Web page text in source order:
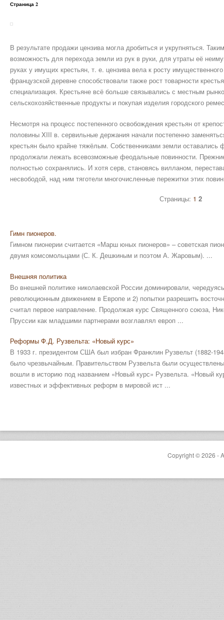
Страница 2
В результате продажи цензива могла дробиться и укрупняться.
возможность для перехода земли из рук в руки, для утраты её
руках у имущих крестьян, т. е. цензива вела к росту
французской деревне способствовали также рост товарности
специализация. Крестьяне всё больше связывались с местным
сельскохозяйственные продукты и покупая изделия городского
Несмотря на процесс постепенного освобождения крестьян от
половины XIII в. сервильные держания начали постепенно
крестьян было крайне тяжёлым. Собственниками земли оставались
продолжали лежать всевозможные феодальные повинности.
полностью сохранялись. И хотя серв, становясь вилланом,
несвободой, над ним тяготели многочисленные пережитки этих
Страницы: 1 2
Гимн пионеров.
Гимном пионерии считается «Марш юных пионеров» – советская
двумя комсомольцами (С. К. Дешкиным и поэтом А. Жаровым). ...
Внешняя политика
Во внешней политике николаевской России доминировали,
революционным движением в Европе и 2) попытки разрешить
считал первое направление. Продолжая курс Священного союза,
Пруссии как младшими партнерами возглавлял европ ...
Реформы Ф.Д. Рузвельта: «Новый курс»
В 1933 г. президентом США был избран Франклин Рузвельт (1882-
было чрезвычайным. Правительством Рузвельта были
вошли в историю под названием «Новый курс» Рузвельта. «Новый
известных и эффективных реформ в мировой ист ...
Copyright © 2026 -